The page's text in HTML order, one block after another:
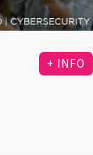
+ INFO